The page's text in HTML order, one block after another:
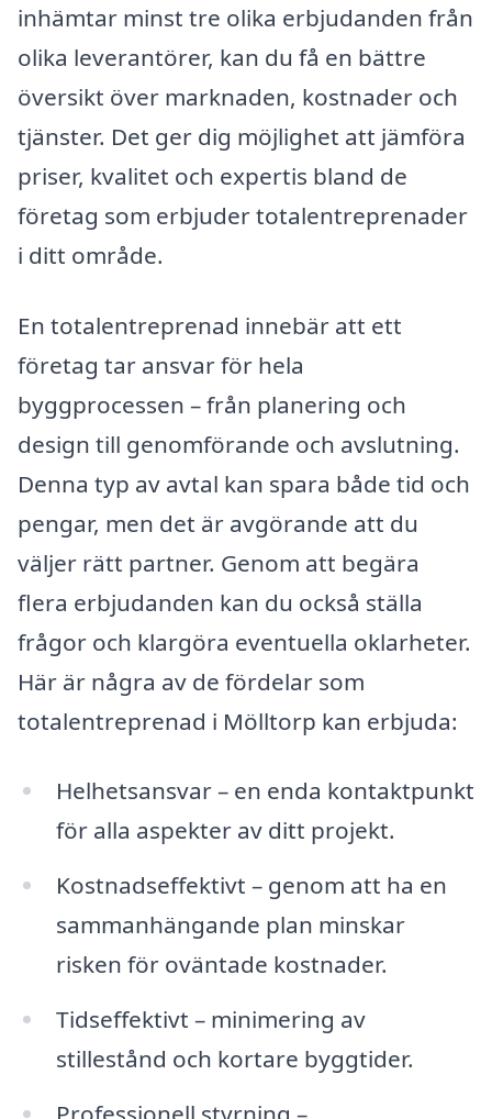
inhämtar minst tre olika erbjudanden från
olika leverantörer, kan du få en bättre
översikt över marknaden, kostnader och
tjänster. Det ger dig möjlighet att jämföra
priser, kvalitet och expertis bland de
företag som erbjuder totalentreprenader
i ditt område.
En totalentreprenad innebär att ett
företag tar ansvar för hela
byggprocessen – från planering och
design till genomförande och avslutning.
Denna typ av avtal kan spara både tid och
pengar, men det är avgörande att du
väljer rätt partner. Genom att begära
flera erbjudanden kan du också ställa
frågor och klargöra eventuella oklarheter.
Här är några av de fördelar som
totalentreprenad i Mölltorp kan erbjuda:
Helhetsansvar – en enda kontaktpunkt
för alla aspekter av ditt projekt.
Kostnadseffektivt – genom att ha en
sammanhängande plan minskar
risken för oväntade kostnader.
Tidseffektivt – minimering av
stillestånd och kortare byggtider.